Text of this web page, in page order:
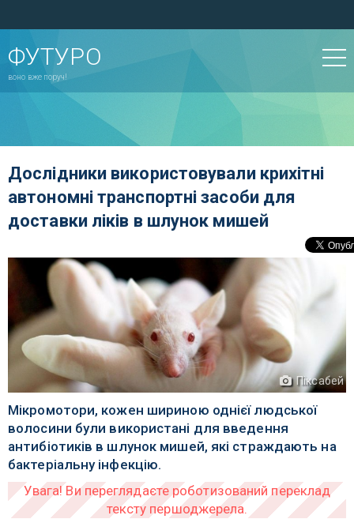
ФУТУРО
воно вже поруч!
Дослідники використовували крихітні
автономні транспортні засоби для
доставки ліків в шлунок мишей
Піксабей
Мікромотори, кожен шириною однієї людської
волосини були використані для введення
антибіотиків в шлунок мишей, які страждають на
бактеріальну інфекцію.